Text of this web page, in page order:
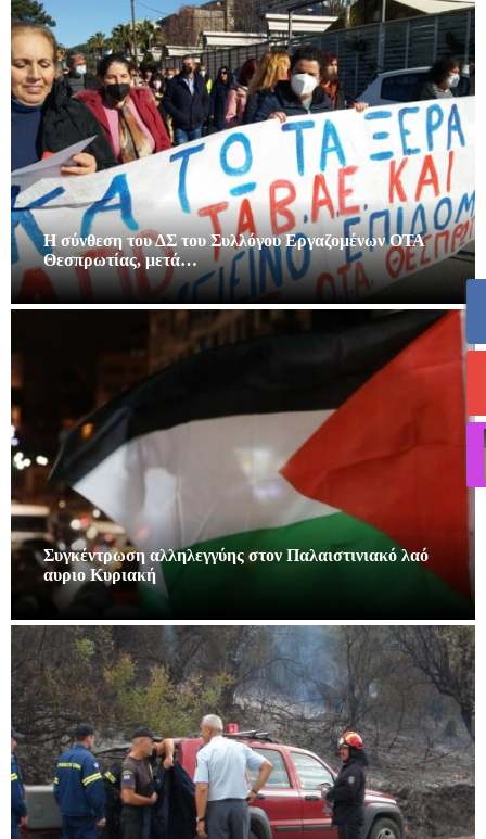
Η σύνθεση του ΔΣ του Συλλόγου Εργαζομένων ΟΤΑ
Θεσπρωτίας, μετά…
Συγκέντρωση αλληλεγγύης στον Παλαιστινιακό λαό
αυριο Κυριακή